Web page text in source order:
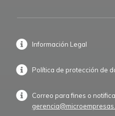
Información Legal
Política de protección de
Correo para fines o